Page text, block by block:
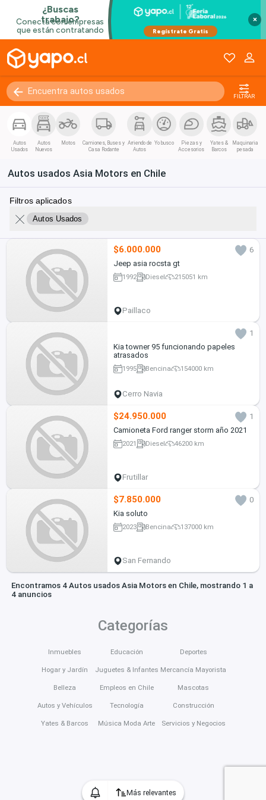
×
FILTRAR
Autos
Usados
Autos
Nuevos
Motos
Camiones, Buses y
Casa Rodante
Arriendo de
Autos
Yo busco
Piezas y
Accesorios
Yates &
Barcos
Maquinaria
pesada
Autos usados Asia Motors en Chile
Filtros aplicados
Autos Usados
Más relevantes
$6.000.000
6
Jeep asia rocsta gt
1992 Diesel 215051 km
Paillaco
1
Kia towner 95 funcionando papeles
atrasados
1995 Bencina 154000 km
Cerro Navia
$24.950.000
1
Camioneta Ford ranger storm año 2021
2021 Diesel 46200 km
Frutillar
$7.850.000
0
Kia soluto
2023 Bencina 137000 km
San Fernando
Encontramos 4 Autos usados Asia Motors en Chile, mostrando 1 a
4 anuncios
Categorías
Inmuebles
Hogar y Jardín
Belleza
Autos y Vehículos
Yates & Barcos
Educación
Juguetes & Infantes
Empleos en Chile
Tecnología
Música Moda Arte
Deportes
Mercancía Mayorista
Mascotas
Construcción
Servicios y Negocios